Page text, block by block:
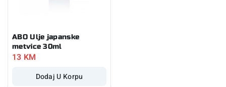
ABO Ulje japanske
metvice 30ml
13 KM
Dodaj U Korpu